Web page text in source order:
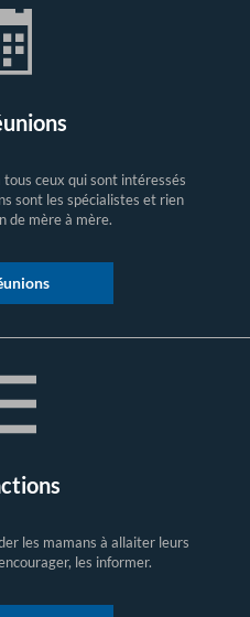
ceux qui sont intéressés
sont les spécialistes et rien
de mère à mère.
les mamans à allaiter leurs
les informer.